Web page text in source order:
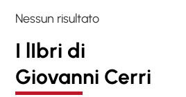
Nessun risultato
I lIbri di
Giovanni Cerri